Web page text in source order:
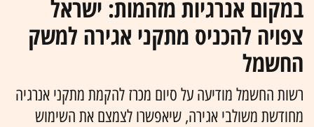
במקום אנרגיות מזהמות: ישראל
צפויה להכניס מתקני אגירה למשק
החשמל
רשות החשמל מודיעה על סיום מכרז להקמת מתקני אנרגיה
מחודשת משולבי אגירה, שיאפשרו לצמצם את השימוש